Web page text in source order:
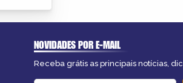
NOVIDADES POR E-MAIL
Receba grátis as principais notícias,